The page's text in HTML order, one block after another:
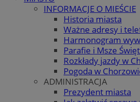
INFORMACJE O MIEŚCIE
Historia miasta
Ważne adresy i
Harmonogram
Parafie i Msze
Rozkłady jazdy w
Pogoda w
ADMINISTRACJA
Prezydent miasta